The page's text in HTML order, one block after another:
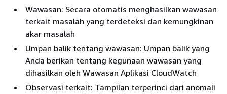
Wawasan: Secara otomatis menghasilkan wawasan
terkait masalah yang terdeteksi dan kemungkinan
akar masalah
Umpan balik tentang wawasan: Umpan balik yang
Anda berikan tentang kegunaan wawasan yang
dihasilkan oleh Wawasan Aplikasi CloudWatch
Observasi terkait: Tampilan terperinci dari anomali